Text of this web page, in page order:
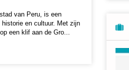
van Peru, is een
en cultuur. Met zijn
een klif aan de Gro...